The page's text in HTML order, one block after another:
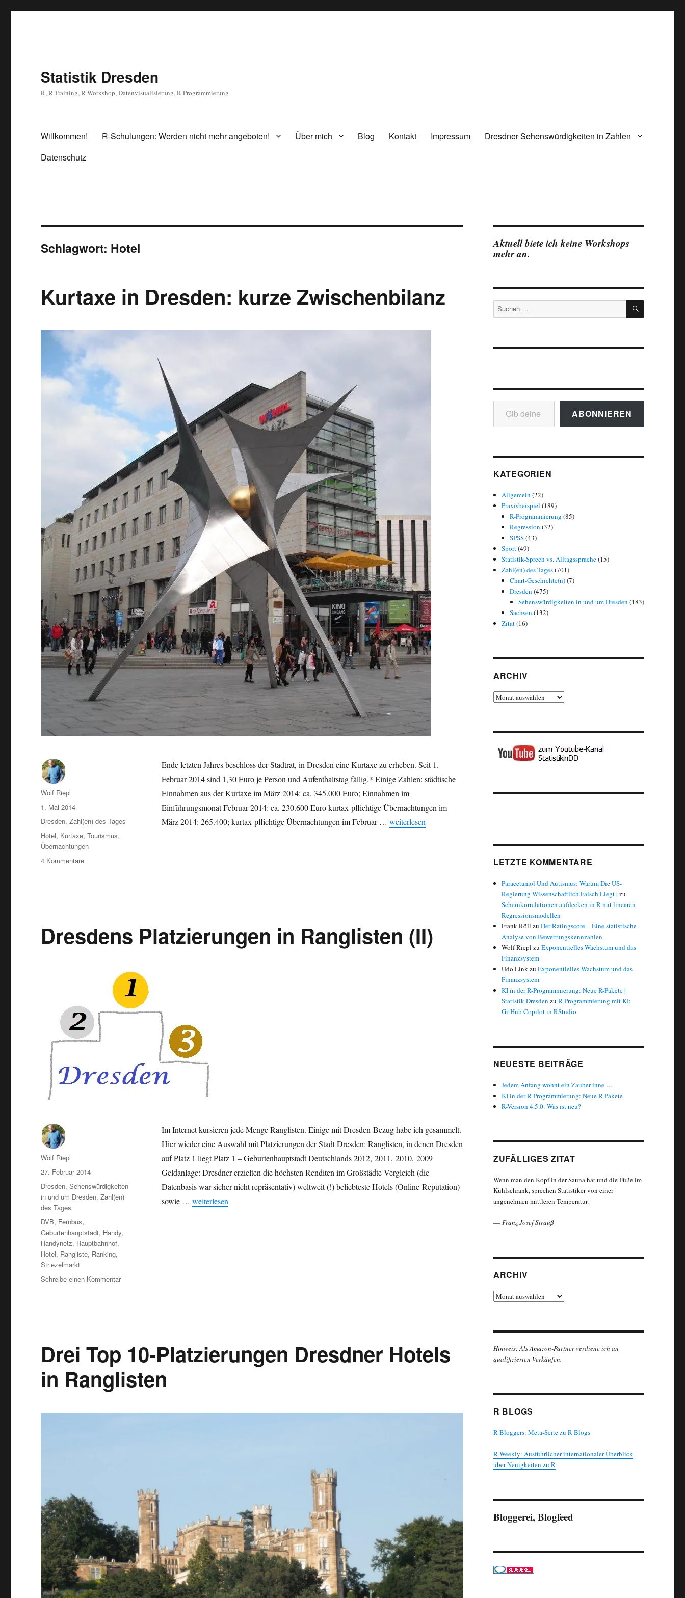
Statistik Dresden
R, R Training, R Workshop, Datenvisualisierung, R Programmierung
Willkommen! R-Schulungen: Werden nicht mehr angeboten! Über mich Blog Kontakt Impressum
Dresdner Sehenswürdigkeiten in Zahlen
Datenschutz
Schlagwort: Hotel
Kurtaxe in Dresden: kurze Zwischenbilanz
Ende letzten Jahres beschloss der Stadtrat, in Dresden eine Kurtaxe zu erheben. Seit 1.
Februar 2014 sind 1,30 Euro je Person und Aufenthaltstag fällig.* Einige Zahlen: städtische
Einnahmen aus der Kurtaxe im März 2014: ca. 345.000 Euro; Einnahmen im
Einführungsmonat Februar 2014: ca. 230.600 Euro kurtax-pflichtige Übernachtungen im
März 2014: 265.400; kurtax-pflichtige Übernachtungen im Februar … „Kurtaxe in Dresden: kurze Zwischenbilanz“
weiterlesen
Autor
Wolf Riepl
Veröffentlicht
am
1. Mai 2014
Kategorien
Dresden,Zahl(en) des Tages
Schlagwörter
Hotel, Kurtaxe,Tourismus,
Übernachtungen
4 Kommentarezu
Dresdens Platzierungen in Ranglisten (II)
Im Internet kursieren jede Menge Ranglisten. Einige mit Dresden-Bezug habe ich gesammelt.
Hier wieder eine Auswahl mit Platzierungen der Stadt Dresden: Ranglisten, in denen Dresden
auf Platz 1 liegt Platz 1 – Geburtenhauptstadt Deutschlands 2012, 2011, 2010, 2009
Geldanlage: Dresdner erzielten die höchsten Renditen im Großstädte-Vergleich (die
Datenbasis war sicher nicht repräsentativ) weltweit (!) beliebteste Hotels (Online-Reputation)
sowie … „Dresdens Platzierungen in Ranglisten (II)“
weiterlesen
Autor
Wolf Riepl
Veröffentlicht
am
27. Februar 2014
Kategorien
Dresden,Sehenswürdigkeiten
in und um Dresden,Zahl(en)
des Tages
Schlagwörter
DVB, Fernbus,
Geburtenhauptstadt, Handy,
Handynetz, Hauptbahnhof,
Hotel, Rangliste, Ranking,
Striezelmarkt
Schreibe einen Kommentarzu
Drei Top 10-Platzierungen Dresdner Hotels
in Ranglisten
Aktuell biete ich keine Workshops
mehr an.
Suchen
nach:
SUCHEN
Gib deine E-Mail-Adresse ein ...
ABONNIEREN
KATEGORIEN
Allgemein (22)
Praxisbeispiel (189)
R-Programmierung (85)
Regression (32)
SPSS(43)
Sport(49)
Statistik-Sprech vs. Alltagssprache(15)
Zahl(en) des Tages(701)
Chart-Geschichte(n)(7)
Dresden (475)
Sehenswürdigkeiten in und um Dresden (183)
Sachsen (132)
Zitat(16)
ARCHIV
Archiv
LETZTE KOMMENTARE
Paracetamol Und Autismus: Warum Die US-
Regierung Wissenschaftlich Falsch Liegt | zu
Scheinkorrelationen aufdecken in R mit linearen
Regressionsmodellen
Frank Röll zuDer Ratingscore – Eine statistische
Analyse von Bewertungskennzahlen
Wolf Riepl zuExponentielles Wachstum und das
Finanzsystem
Udo LinkzuExponentielles Wachstum und das
Finanzsystem
KI in der R-Programmierung: Neue R-Pakete |
Statistik Dresden zuR-Programmierung mit KI:
GitHub Copilot in RStudio
NEUESTE BEITRÄGE
Jedem Anfang wohnt ein Zauber inne …
KI in der R-Programmierung: Neue R-Pakete
R-Version 4.5.0: Was ist neu?
ZUFÄLLIGES ZITAT
Wenn man den Kopf in der Sauna hat und die Füße im
Kühlschrank, sprechen Statistiker von einer
angenehmen mittleren Temperatur.
— Franz Josef Strauß
ARCHIV
Archiv
Hinweis: Als Amazon-Partner verdiene ich an
qualifizierten Verkäufen.
R BLOGS
R Bloggers: Meta-Seite zu R Blogs
R Weekly: Ausführlicher internationaler Überblick
über Neuigkeiten zu R
Bloggerei, Blogfeed